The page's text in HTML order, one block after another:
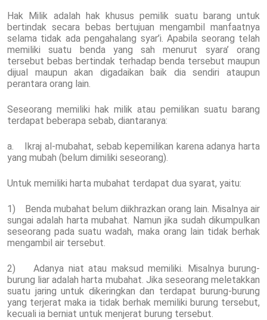
Hak Milik adalah hak khusus pemilik suatu barang untuk
bertindak secara bebas bertujuan mengambil manfaatnya
selama tidak ada pengahalang syar’i. Apabila seorang telah
memiliki suatu benda yang sah menurut syara’ orang
tersebut bebas bertindak terhadap benda tersebut maupun
dijual maupun akan digadaikan baik dia sendiri ataupun
perantara orang lain.
Seseorang memiliki hak milik atau pemilikan suatu barang
terdapat beberapa sebab, diantaranya:
a. Ikraj al-mubahat, sebab kepemilikan karena adanya harta
yang mubah (belum dimiliki seseorang).
Untuk memiliki harta mubahat terdapat dua syarat, yaitu:
1) Benda mubahat belum diikhrazkan orang lain. Misalnya air
sungai adalah harta mubahat. Namun jika sudah dikumpulkan
seseorang pada suatu wadah, maka orang lain tidak berhak
mengambil air tersebut.
2) Adanya niat atau maksud memiliki. Misalnya burung-
burung liar adalah harta mubahat. Jika seseorang meletakkan
suatu jaring untuk dikeringkan dan terdapat burung-burung
yang terjerat maka ia tidak berhak memiliki burung tersebut,
kecuali ia berniat untuk menjerat burung tersebut.